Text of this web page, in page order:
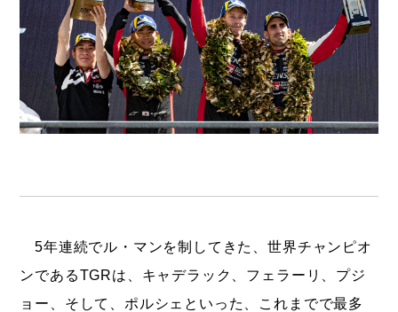
5年連続でル・マンを制してきた、世界チャンピオ
ンであるTGRは、キャデラック、フェラーリ、プジ
ョー、そして、ポルシェといった、これまでで最多